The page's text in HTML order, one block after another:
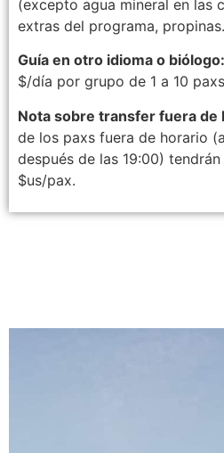
(excepto agua mineral en las
extras del programa, propinas.
Guía en otro idioma o biólogo:
$/día por grupo de 1 a 10
Nota sobre transfer fuera de
de los paxs fuera de horario
después de las 19:00)
$us/pax.